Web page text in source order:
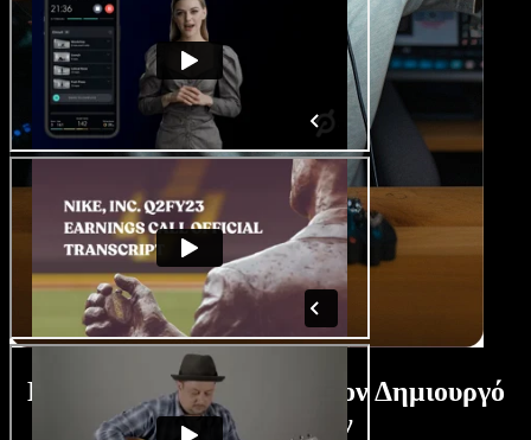
Εκπαιδευτικό Βίντεο για τον Δημιουργό
Αξιολογήσεων